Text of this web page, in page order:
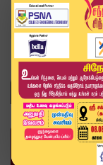
Home Topics
ACCIDENT
வீடியோ ஸ்டோரி